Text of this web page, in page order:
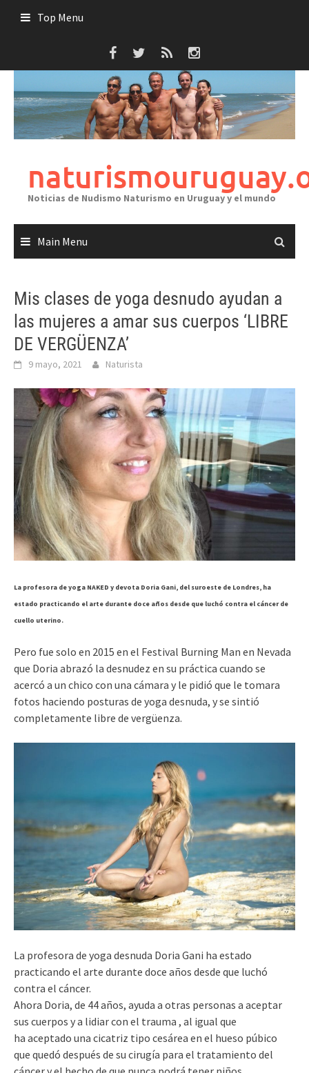
Top Menu
Noticias de Nudismo Naturismo en Uruguay y el mundo
Main Menu
Mis clases de yoga desnudo ayudan a
las mujeres a amar sus cuerpos ‘LIBRE
DE VERGÜENZA’
9 mayo, 2021 Naturista
La profesora de yoga NAKED y devota Doria Gani, del suroeste de Londres, ha
estado practicando el arte durante doce años desde que luchó contra el cáncer de
cuello uterino.
Pero fue solo en 2015 en el Festival Burning Man en Nevada
que Doria abrazó la desnudez en su práctica cuando se
acercó a un chico con una cámara y le pidió que le tomara
fotos haciendo posturas de yoga desnuda, y se sintió
completamente libre de vergüenza.
La profesora de yoga desnuda Doria Gani ha estado
practicando el arte durante doce años desde que luchó
contra el cáncer.
Ahora Doria, de 44 años, ayuda a otras personas a aceptar
sus cuerpos y a lidiar con el trauma , al igual que
ha aceptado una cicatriz tipo cesárea en el hueso púbico
que quedó después de su cirugía para el tratamiento del